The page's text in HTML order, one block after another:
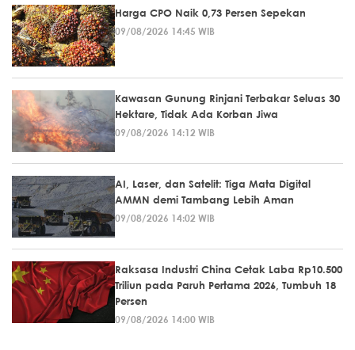
Harga CPO Naik 0,73 Persen Sepekan
09/08/2026 14:45 WIB
Kawasan Gunung Rinjani Terbakar Seluas 30
Hektare, Tidak Ada Korban Jiwa
09/08/2026 14:12 WIB
AI, Laser, dan Satelit: Tiga Mata Digital
AMMN demi Tambang Lebih Aman
09/08/2026 14:02 WIB
Raksasa Industri China Cetak Laba Rp10.500
Triliun pada Paruh Pertama 2026, Tumbuh 18
Persen
09/08/2026 14:00 WIB